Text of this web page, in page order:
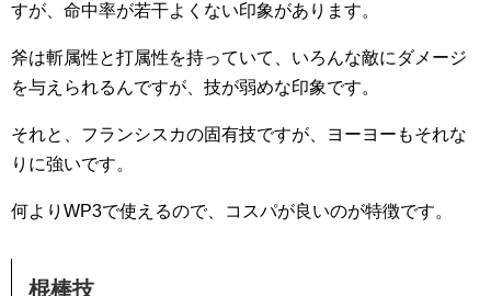
すが、命中率が若干よくない印象があります。
斧は斬属性と打属性を持っていて、いろんな敵にダメージ
を与えられるんですが、技が弱めな印象です。
それと、フランシスカの固有技ですが、ヨーヨーもそれな
りに強いです。
何よりWP3で使えるので、コスパが良いのが特徴です。
棍棒技